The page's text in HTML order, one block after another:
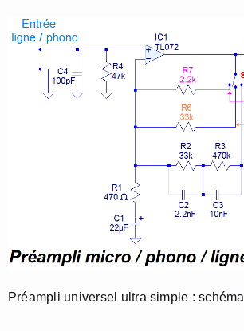
Préampli universel ultra simple : schéma